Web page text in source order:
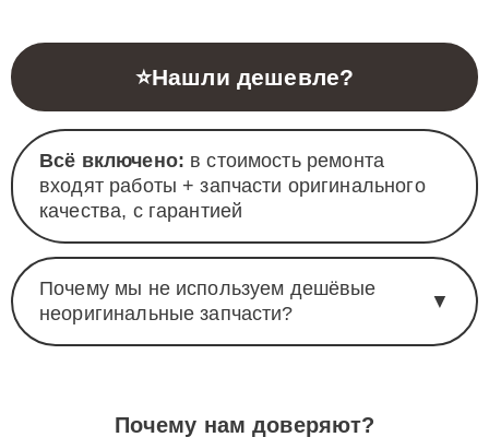
⭐Нашли дешевле?
Всё включено: в стоимость ремонта
входят работы + запчасти оригинального
качества, с гарантией
Почему мы не используем дешёвые
неоригинальные запчасти?
▼
Почему нам доверяют?